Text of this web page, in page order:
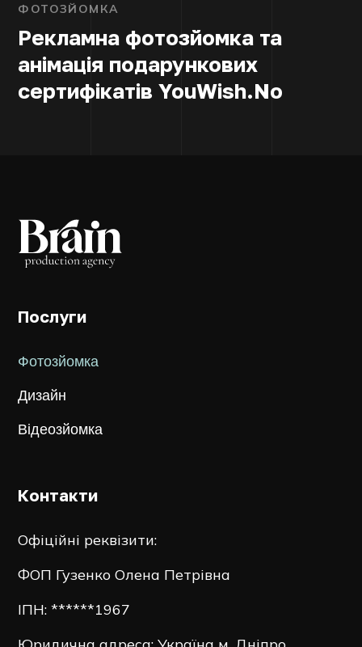
ФОТОЗЙОМКА
Рекламна фотозйомка та
анімація подарункових
сертифікатів YouWish.No
Послуги
Фотозйомка
Дизайн
Відеозйомка
Контакти
Офіційні реквізити:
ФОП Гузенко Олена Петрівна
ІПН: ******1967